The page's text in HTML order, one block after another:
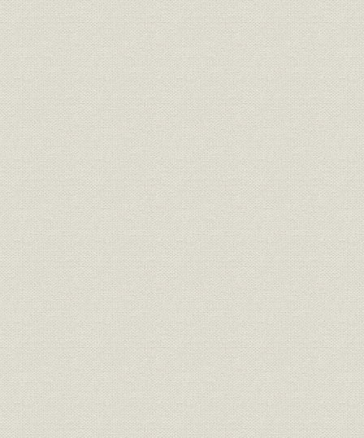
第1節 集団取引の時代
第2節 東京証券取引所の創立
第2章 発展、試練(1950~65年)
第1節 日本経済の自立と証券市場の成長
第2節 日本経済の高度成長と証券市場の発展
第3節 高度成長の調整と証券不況の試練
第3章 再出発、成長、雄飛(1965~89年)
第1節 証券市場の再構築と市場の充実
第2節 世界経済の激動と国際化する証券市場
第3節 証券市場の発展と機能強化
第4節 証券市場の繁栄とバブル
第4章 再飛躍への尽力(1989~99年)
第1節 バブルの崩壊と市場の長期低迷